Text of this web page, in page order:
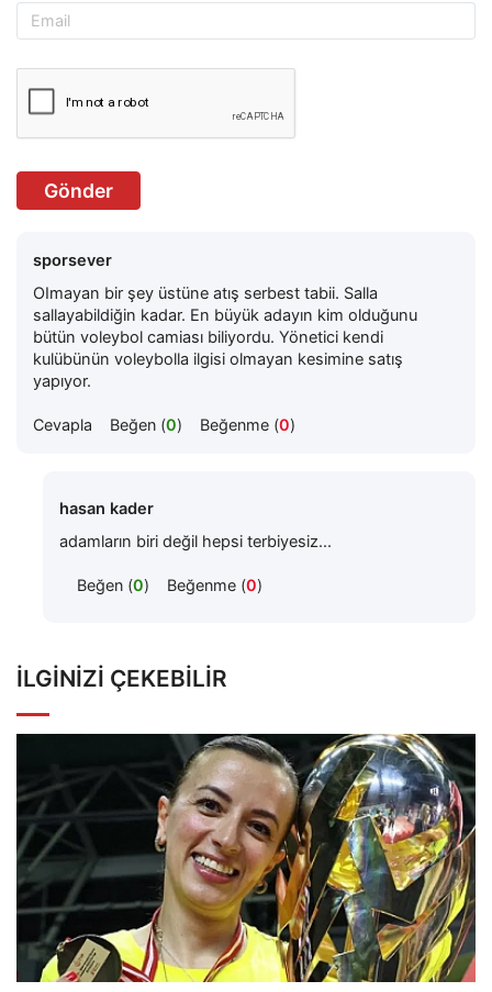
Gönder
sporsever
OImayan bir şey üstüne atış serbest tabii. Salla
sallayabildiğin kadar. En büyük adayın kim olduğunu
bütün voleybol camiası biliyordu. Yönetici kendi
kulübünün voleybolla ilgisi olmayan kesimine satış
yapıyor.
Cevapla Beğen (0) Beğenme (0)
hasan kader
adamların biri değil hepsi terbiyesiz...
Beğen (0) Beğenme (0)
İLGINIZI ÇEKEBILIR